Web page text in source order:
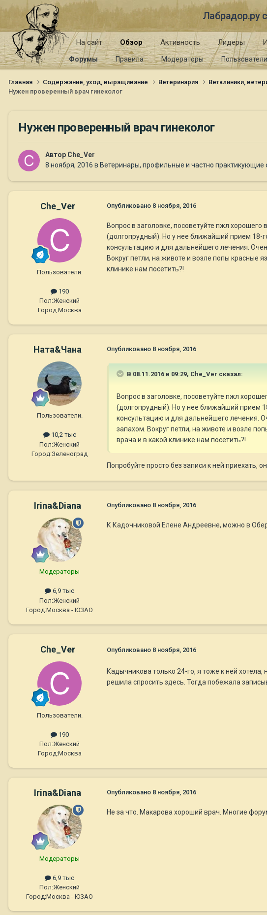
Лабрадор.ру
На сайт Обзор
Форумы Правила Модераторы
Активность Лидеры
Главная Содержание, уход, выращивание Ветеринария Ветклиники,
Нужен проверенный врач гинеколог
Нужен проверенный врач гинеколог
Автор Che_Ver
8 ноября, 2016 в Ветеринары, профильные и частно практикующие
Che_Ver
Пользователи.
190
Пол:Женский
Город:Москва
Опубликовано 8 ноября, 2016
Вопрос в заголовке, посоветуйте пжл
(долгопрудный). Но у нее ближайший прием 18-
консультацию и для дальнейшего лечения.
Вокруг петли, на животе и возле попы красные
клинике нам посетить?!
Ната&Чана
Пользователи.
10,2 тыс
Пол:Женский
Город:Зеленоград
Опубликовано 8 ноября, 2016
В 08.11.2016 в 09:29, Che_Ver сказал:
Вопрос в заголовке, посоветуйте пжл
(долгопрудный). Но у нее ближайший прием
консультацию и для дальнейшего лечения.
запахом. Вокруг петли, на животе и возле
врача и в какой клинике нам посетить?!
Попробуйте просто без записи к ней приехать,
Irina&Diana
Модераторы
6,9 тыс
Пол:Женский
Город:Москва - ЮЗАО
Опубликовано 8 ноября, 2016
К Кадочниковой Елене Андреевне, можно в
Che_Ver
Пользователи.
190
Пол:Женский
Город:Москва
Опубликовано 8 ноября, 2016
Кадычникова только 24-го, я тоже к ней
решила спросить здесь. Тогда побежала
Irina&Diana
Модераторы
6,9 тыс
Пол:Женский
Город:Москва - ЮЗАО
Опубликовано 8 ноября, 2016
Не за что. Макарова хороший врач. Многие